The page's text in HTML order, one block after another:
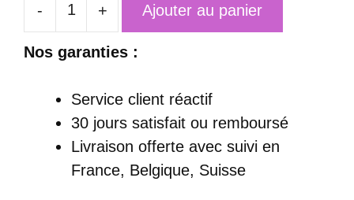
-
quantité
Charleston
Noire
Ava
+ Ajouter au panier
Nos garanties :
Service client réactif
30 jours satisfait ou remboursé
Livraison offerte avec suivi en
France, Belgique, Suisse